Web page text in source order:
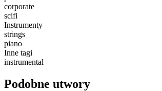
corporate
scifi
Instrumenty
strings
piano
Inne tagi
instrumental
Podobne utwory